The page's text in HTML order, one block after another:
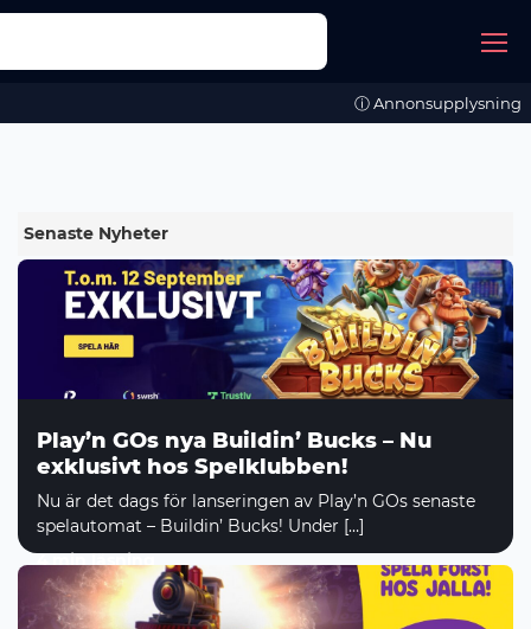
ⓘ Annonsupplysning
Senaste Nyheter
Play’n GOs nya Buildin’ Bucks – Nu
exklusivt hos Spelklubben!
Nu är det dags för lanseringen av Play’n GOs senaste
spelautomat – Buildin’ Bucks! Under […]
4min läsning